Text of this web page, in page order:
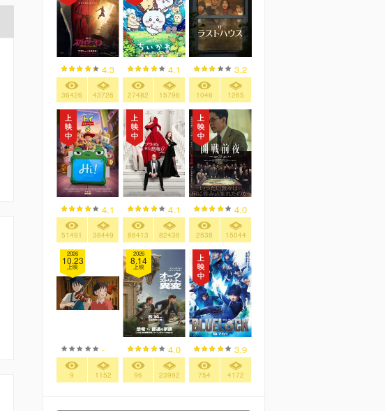
4.3
36426 43726
4.1
27482 15796
3.2
1046 1265
4.1
51491 38449
4.1
86413 82438
4.0
2538 15044
2026
10.23
上映
-
9 1152
2026
8.14
上映
4.0
96 23992
3.9
754 4172